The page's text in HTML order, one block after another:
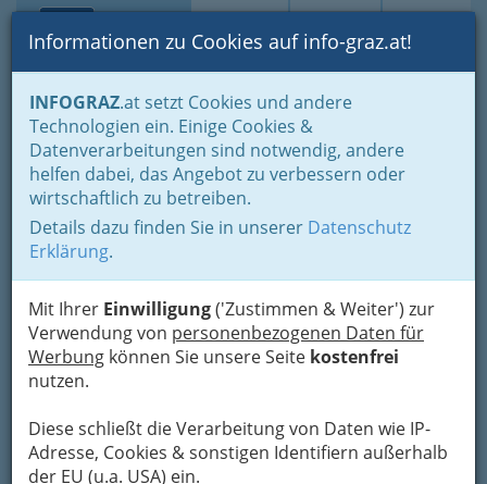
Suche Login Toggle
Informationen zu Cookies auf info-graz.at!
INFOGRAZ.at setzt Cookies und andere
Technologien ein. Einige Cookies &
Datenverarbeitungen sind notwendig, andere
helfen dabei, das Angebot zu verbessern oder
wirtschaftlich zu betreiben.
Details dazu finden Sie in unserer Datenschutz
Erklärung.
Mit Ihrer Einwilligung('Zustimmen & Weiter') zur
Verwendung von personenbezogenen Daten für
Werbung können Sie unsere Seite kostenfrei
nutzen.
Diese schließt die Verarbeitung von Daten wie IP-
Adresse, Cookies & sonstigen Identifiern außerhalb
der EU (u.a. USA) ein.
Home Branchen
Einkaufen & Schenken - der Handel
Handel in Graz
Dinge des täglichen Lebens
Eisen- und Hartwaren
Haushaltsartikel
Haushaltsartikel
Staubsauger defekt? Wasserrohrbruch oder
Schneidereien oder einen Schuster? Nützliches
und Notwendiges rund um den Haushalt finden
Sie hier.
Alle Bezirke